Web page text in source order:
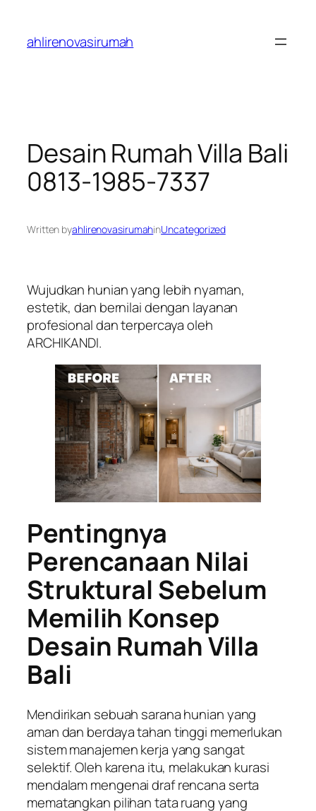
content
ahlirenovasirumah
Desain Rumah Villa Bali
0813-1985-7337
Written byahlirenovasirumahinUncategorized
Wujudkan hunian yang lebih nyaman,
estetik, dan bernilai dengan layanan
profesional dan terpercaya oleh
ARCHIKANDI.
Pentingnya
Perencanaan Nilai
Struktural Sebelum
Memilih Konsep
Desain Rumah Villa
Bali
Mendirikan sebuah sarana hunian yang
aman dan berdaya tahan tinggi memerlukan
sistem manajemen kerja yang sangat
selektif. Oleh karena itu, melakukan kurasi
mendalam mengenai draf rencana serta
mematangkan pilihan tata ruang yang